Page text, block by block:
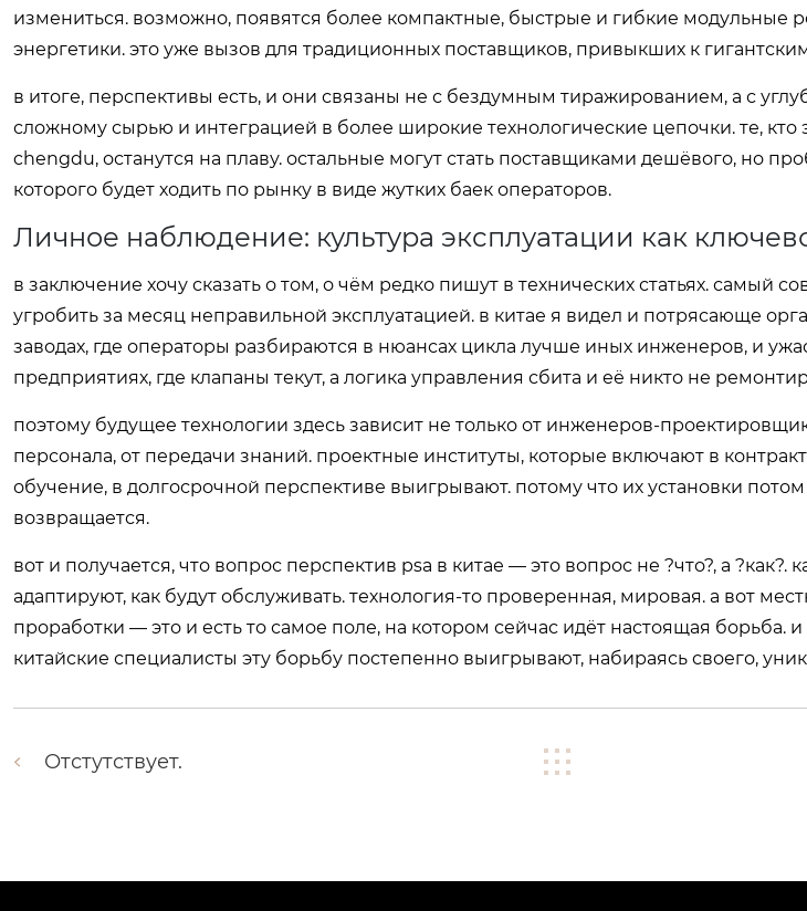
измениться. возможно, появятся более компактные, быстрые и гибкие модульные
энергетики. это уже вызов для традиционных поставщиков, привыкших к
в итоге, перспективы есть, и они связаны не с бездумным тиражированием, а с
сложному сырью и интеграцией в более широкие технологические цепочки. те, кто
chengdu, останутся на плаву. остальные могут стать поставщиками дешёвого, но
которого будет ходить по рынку в виде жутких баек операторов.
Личное наблюдение: культура эксплуатации как
в заключение хочу сказать о том, о чём редко пишут в технических статьях. самый
угробить за месяц неправильной эксплуатацией. в китае я видел и потрясающе
заводах, где операторы разбираются в нюансах цикла лучше иных инженеров, и
предприятиях, где клапаны текут, а логика управления сбита и её никто не
поэтому будущее технологии здесь зависит не только от инженеров-
персонала, от передачи знаний. проектные институты, которые включают в
обучение, в долгосрочной перспективе выигрывают. потому что их установки
возвращается.
вот и получается, что вопрос перспектив psa в китае — это вопрос не ?что?, а ?как?.
адаптируют, как будут обслуживать. технология-то проверенная, мировая. а вот
проработки — это и есть то самое поле, на котором сейчас идёт настоящая борьба.
китайские специалисты эту борьбу постепенно выигрывают, набираясь своего,
Отстутствует.